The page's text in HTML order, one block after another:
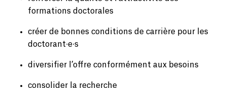
formations doctorales
créer de bonnes conditions de carrière pour les
doctorant∙e∙s
diversifier l’offre conformément aux besoins
consolider la recherche